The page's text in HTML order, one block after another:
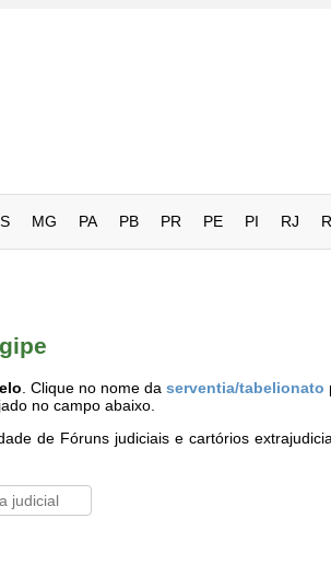
MG PA PB PR PE PI RJ
. Clique no nome daserventia/tabelionato
no campo abaixo.
de Fóruns judiciais e cartórios